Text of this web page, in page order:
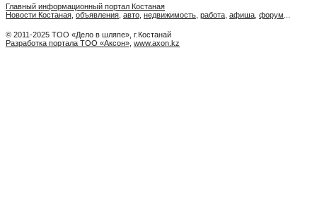
Главный информационный портал Костаная
Новости Костаная объявления авто недвижимость работа афиша форум
© 2011-2025 ТОО «Дело в шляпе», г.Костанай
Разработка портала ТОО «Аксон» www.axon.kz